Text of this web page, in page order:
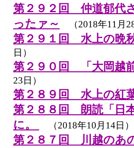
第２９２回 仲道郁代
ったァ～
（2018年11月
第２９１回 水上の晩
日）
第２９０回 「大岡越
23日）
第２８９回 水上の紅
第２８８回 朗読「日
に。
（2018年10月14日）
第２８７回 川越のあ